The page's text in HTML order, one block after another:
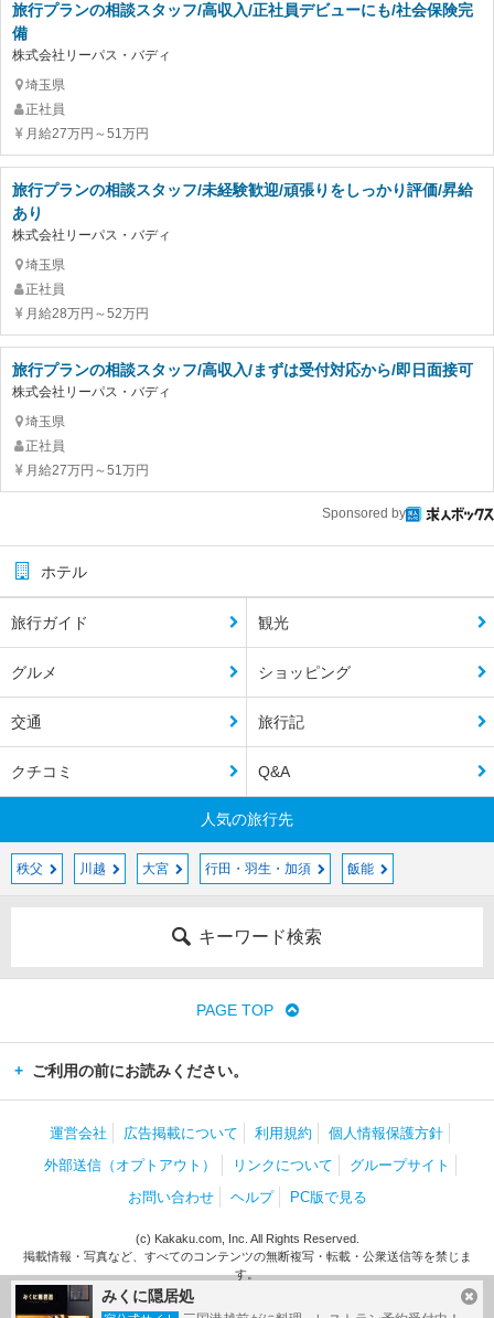
旅行プランの相談スタッフ/高収入/正社員デビューにも/社会保険完
備
株式会社リーパス・バディ
埼玉県
正社員
月給27万円～51万円
旅行プランの相談スタッフ/未経験歓迎/頑張りをしっかり評価/昇給
あり
株式会社リーパス・バディ
埼玉県
正社員
月給28万円～52万円
旅行プランの相談スタッフ/高収入/まずは受付対応から/即日面接可
株式会社リーパス・バディ
埼玉県
正社員
月給27万円～51万円
Sponsored by
みくに隠居処
ホテル
旅行ガイド 観光
グルメ ショッピング
交通 旅行記
クチコミ Q&A
人気の旅行先
秩父 川越 大宮 行田・羽生・加須 飯能
キーワード検索
PAGE TOP
ご利用の前にお読みください。
運営会社 広告掲載について 利用規約
個人情報保護方針
外部送信（オプトアウト）
リンクについて
グループサイト
お問い合わせ
ヘルプ PC版で見る
(c) Kakaku.com, Inc. All Rights Reserved.
掲載情報・写真など、すべてのコンテンツの無断複写・転載・公衆送信等を禁じま
す。